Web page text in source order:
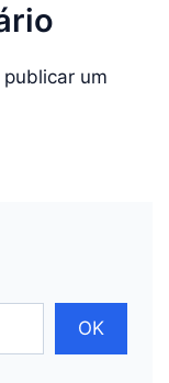
publicar um
OK